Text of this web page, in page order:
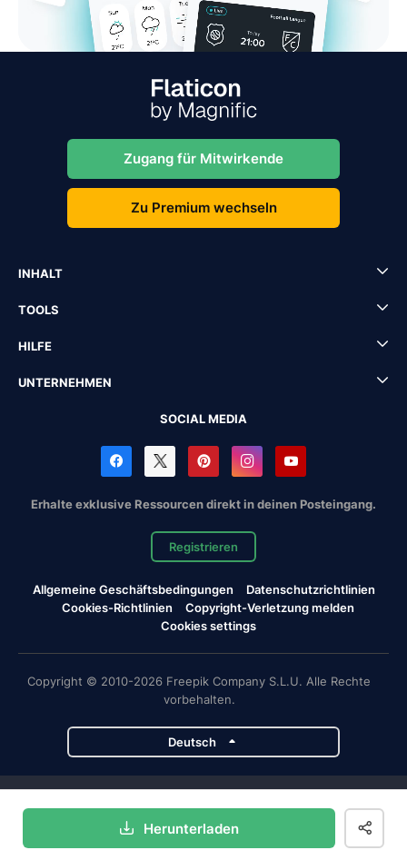
Herunterladen
Zugang für Mitwirkende
Zu Premium wechseln
INHALT
TOOLS
HILFE
UNTERNEHMEN
SOCIAL MEDIA
Erhalte exklusive Ressourcen direkt in deinen Posteingang.
Registrieren
Allgemeine Geschäftsbedingungen
Datenschutzrichtlinien
Cookies-Richtlinien
Copyright-Verletzung melden
Cookies settings
Copyright © 2010-2026 Freepik Company S.L.U. Alle Rechte
vorbehalten.
Deutsch
Magnific Flaticon